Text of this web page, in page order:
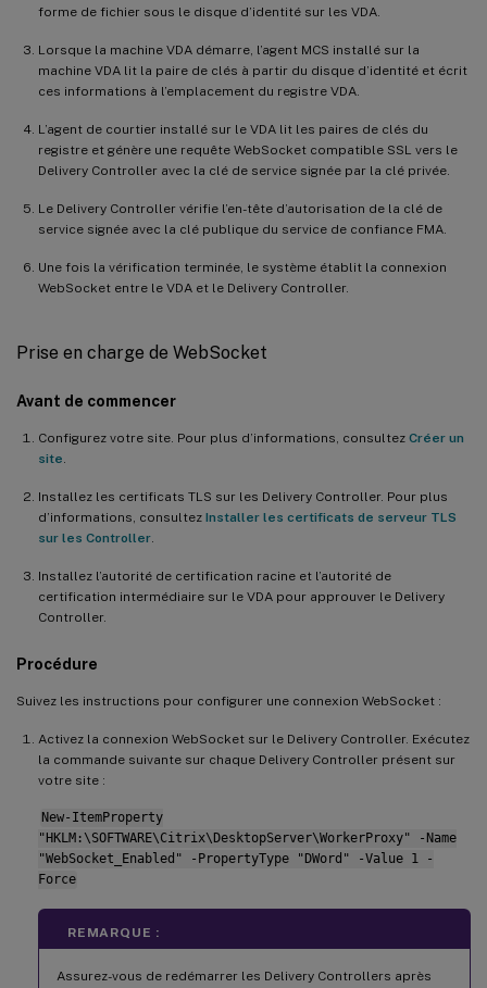
forme de fichier sous le disque d’identité sur les VDA.
Lorsque la machine VDA démarre, l’agent MCS installé sur la
machine VDA lit la paire de clés à partir du disque d’identité et écrit
ces informations à l’emplacement du registre VDA.
L’agent de courtier installé sur le VDA lit les paires de clés du
registre et génère une requête WebSocket compatible SSL vers le
Delivery Controller avec la clé de service signée par la clé privée.
Le Delivery Controller vérifie l’en-tête d’autorisation de la clé de
service signée avec la clé publique du service de confiance FMA.
Une fois la vérification terminée, le système établit la connexion
WebSocket entre le VDA et le Delivery Controller.
Prise en charge de WebSocket
Avant de commencer
Configurez votre site. Pour plus d’informations, consultez Créer un
site
Installez les certificats TLS sur les Delivery Controller. Pour plus
d’informations, consultez Installer les certificats de serveur TLS
sur les Controller
Installez l’autorité de certification racine et l’autorité de
certification intermédiaire sur le VDA pour approuver le Delivery
Controller.
Procédure
Suivez les instructions pour configurer une connexion WebSocket :
Activez la connexion WebSocket sur le Delivery Controller. Exécutez
la commande suivante sur chaque Delivery Controller présent sur
votre site :
New-ItemProperty
"HKLM:\SOFTWARE\Citrix\DesktopServer\WorkerProxy" -Name
"WebSocket_Enabled" -PropertyType "DWord" -Value 1 -
Force
REMARQUE :
Assurez-vous de redémarrer les Delivery Controllers après